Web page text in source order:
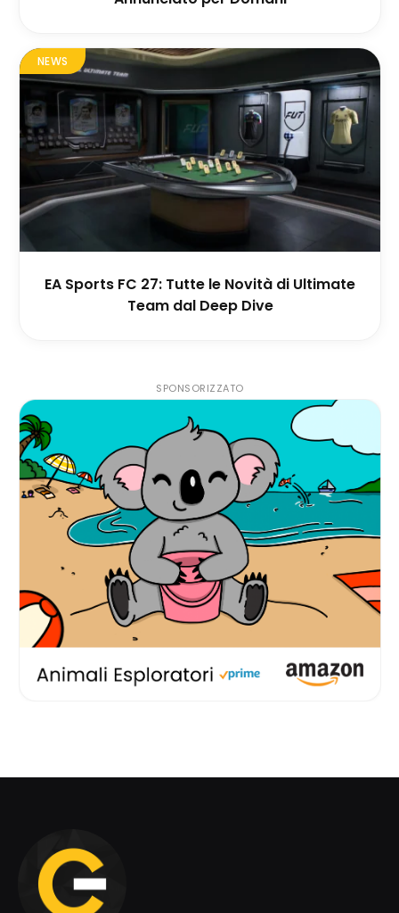
NEWS
EA Sports FC 27: Tutte le Novità di Ultimate
Team dal Deep Dive
SPONSORIZZATO